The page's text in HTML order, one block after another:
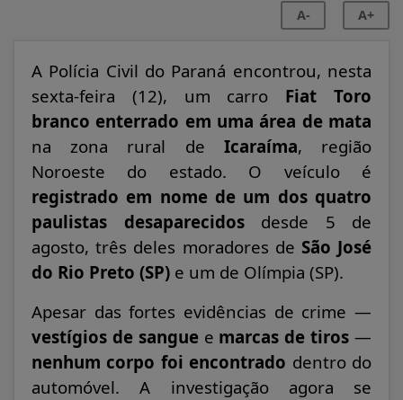
A- A+
A Polícia Civil do Paraná encontrou, nesta
sexta-feira (12), um carro Fiat Toro
branco enterrado em uma área de mata
na zona rural de Icaraíma, região
Noroeste do estado. O veículo é
registrado em nome de um dos quatro
paulistas desaparecidosdesde 5 de
agosto, três deles moradores de São José
do Rio Preto (SP) e um de Olímpia (SP).
Apesar das fortes evidências de crime —
vestígios de sanguee marcas de tiros —
nenhum corpo foi encontrado dentro do
automóvel. A investigação agora se